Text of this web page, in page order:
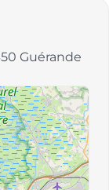
Guérande